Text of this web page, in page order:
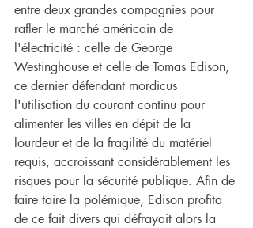
entre deux grandes compagnies pour
rafler le marché américain de
l'électricité : celle de George
Westinghouse et celle de Tomas Edison,
ce dernier défendant mordicus
l'utilisation du courant continu pour
alimenter les villes en dépit de la
lourdeur et de la fragilité du matériel
requis, accroissant considérablement les
risques pour la sécurité publique. Afin de
faire taire la polémique, Edison profita
de ce fait divers qui défrayait alors la